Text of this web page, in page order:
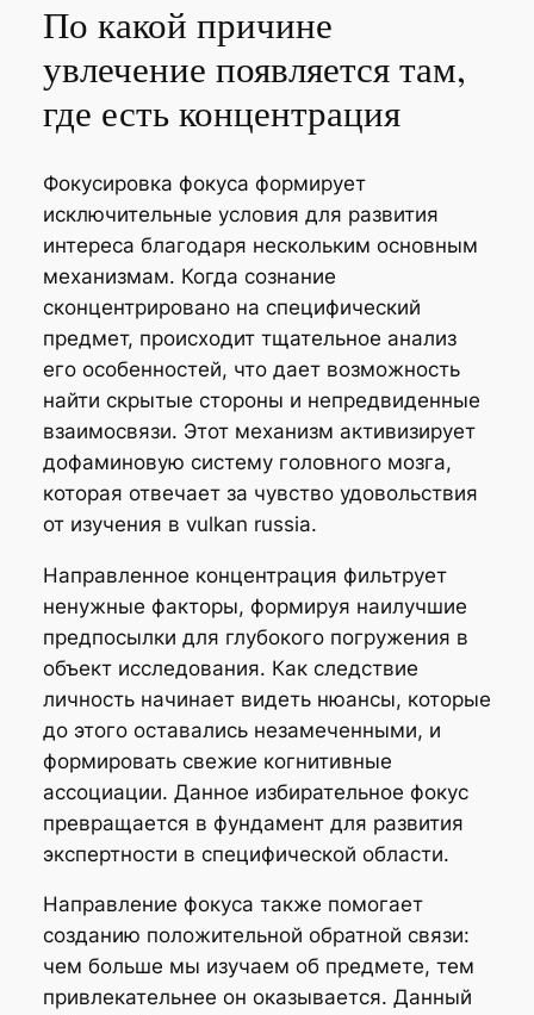
По какой причине
увлечение появляется там,
где есть концентрация
Фокусировка фокуса формирует
исключительные условия для развития
интереса благодаря нескольким основным
механизмам. Когда сознание
сконцентрировано на специфический
предмет, происходит тщательное анализ
его особенностей, что дает возможность
найти скрытые стороны и непредвиденные
взаимосвязи. Этот механизм активизирует
дофаминовую систему головного мозга,
которая отвечает за чувство удовольствия
от изучения в vulkan russia.
Направленное концентрация фильтрует
ненужные факторы, формируя наилучшие
предпосылки для глубокого погружения в
объект исследования. Как следствие
личность начинает видеть нюансы, которые
до этого оставались незамеченными, и
формировать свежие когнитивные
ассоциации. Данное избирательное фокус
превращается в фундамент для развития
экспертности в специфической области.
Направление фокуса также помогает
созданию положительной обратной связи:
чем больше мы изучаем об предмете, тем
привлекательнее он оказывается. Данный